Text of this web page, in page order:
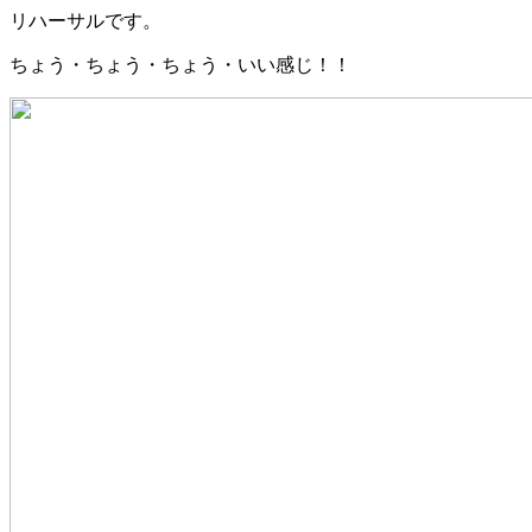
リハーサルです。
ちょう・ちょう・ちょう・いい感じ！！